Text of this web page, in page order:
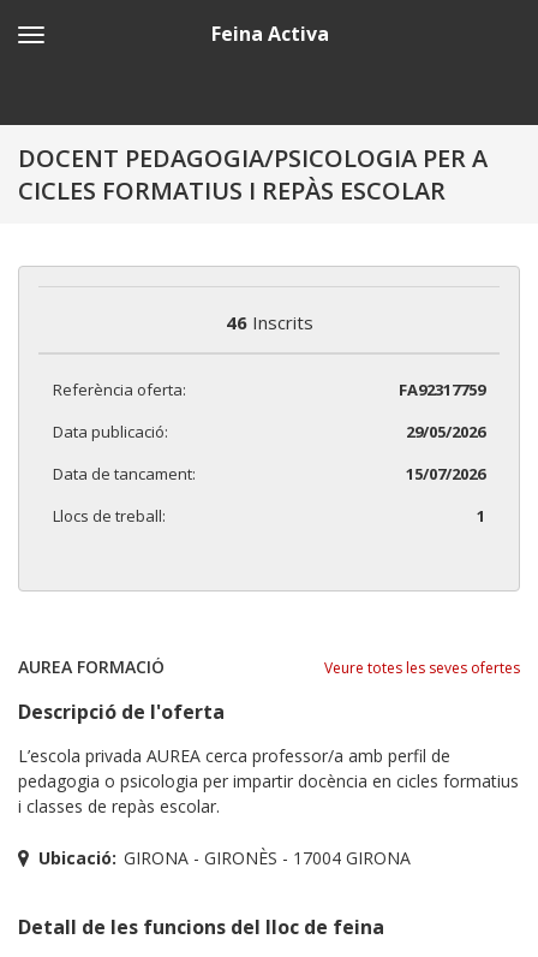
Feina Activa
DOCENT PEDAGOGIA/PSICOLOGIA PER A
CICLES FORMATIUS I REPÀS ESCOLAR
46Inscrits
Referència oferta:
FA92317759
Data publicació:
29/05/2026
Data de tancament:
15/07/2026
Llocs de treball:
1
AUREA FORMACIÓ Veure totes les seves ofertes
Descripció de l'oferta
L’escola privada AUREA cerca professor/a amb perfil de
pedagogia o psicologia per impartir docència en cicles formatius
i classes de repàs escolar.
Ubicació: GIRONA - GIRONÈS - 17004 GIRONA
Detall de les funcions del lloc de feina